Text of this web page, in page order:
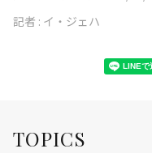
記者 : イ・ジェハ
TOPICS